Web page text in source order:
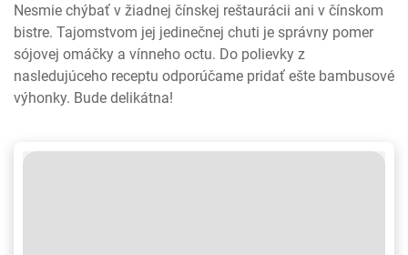
Nesmie chýbať v žiadnej čínskej reštaurácii ani v čínskom
bistre. Tajomstvom jej jedinečnej chuti je správny pomer
sójovej omáčky a vínneho octu. Do polievky z
nasledujúceho receptu odporúčame pridať ešte bambusové
výhonky. Bude delikátna!